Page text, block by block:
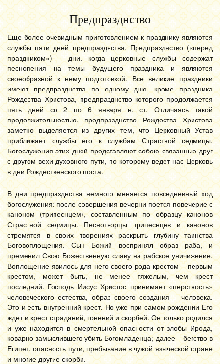
Предпразднство
Еще более очевидным приготовлением к празднику являются
службы пяти дней предпразднства. Предпразднство («перед
праздником») – дни, когда церковные службы содержат
песнопения на темы будущего праздника и являются
своеобразной к нему подготовкой. Все великие праздники
имеют предпразднства по одному дню, кроме праздника
Рождества Христова, предпразднство которого продолжается
пять дней со 2 по 6 января н. ст. Отличаясь такой
продолжительностью, предпразднство Рождества Христова
заметно выделяется из других тем, что Церковный Устав
приближает службы его к службам Страстной седмицы.
Богослужения этих дней представляют собою связанные друг
с другом вехи духовного пути, по которому ведет нас Церковь
в дни Рождественского поста.
В дни предпразднства немного меняется повседневный ход
богослужения: после совершения вечерни поется повечерие с
каноном (трипеснцем), составленным по образцу канонов
Страстной седмицы. Песнотворцы трипеснцев и канонов
стремятся в своих творениях раскрыть глубину таинства
Боговоплощения. Сын Божий воспринял образ раба, и
пременил Свою Божественную славу на рабское уничижение.
Воплощение явилось для него своего рода крестом – первым
крестом, может быть, не менее тяжелым, чем крест
последний. Господь Иисус Христос принимает «перстность»
человеческого естества, образ своего создания – человека.
Это и есть внутренний крест. Но уже при самом рождении Его
ждет и крест страданий, гонений и скорбей. Он только родился
и уже находится в смертельной опасности от злобы Ирода,
коварно замыслившего убить Богомладенца; далее – бегство в
Египет, опасность пути, пребывание в чужой языческой стране
и многие другие скорби.